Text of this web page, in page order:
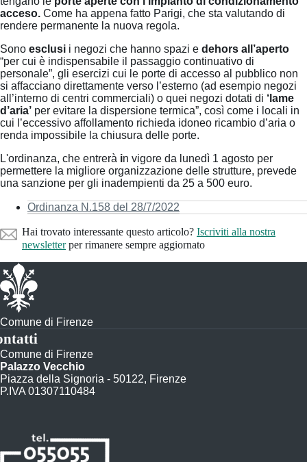
acceso. Come ha appena fatto Parigi, che sta valutando di
rendere permanente la nuova regola.
Sono esclusi i negozi che hanno spazi e dehors all’aperto
“per cui è indispensabile il passaggio continuativo di
personale”, gli esercizi cui le porte di accesso al pubblico non
si affacciano direttamente verso l’esterno (ad esempio negozi
all’interno di centri commerciali) o quei negozi dotati di ‘lame
d’aria’ per evitare la dispersione termica”, così come i locali in
cui l’eccessivo affollamento richieda idoneo ricambio d’aria o
renda impossibile la chiusura delle porte.
L'ordinanza, che entrerà in vigore da lunedì 1 agosto per
permettere la migliore organizzazione delle strutture, prevede
una sanzione per gli inadempienti da 25 a 500 euro.
Ordinanza N.158 del 28/7/2022
Hai trovato interessante questo articolo? Iscriviti alla nostra
newsletterper rimanere sempre aggiornato
Comune di Firenze
Comune di Firenze
Palazzo Vecchio
Piazza della Signoria - 50122, Firenze
P.IVA 01307110484